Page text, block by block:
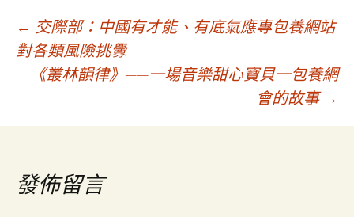
文
導
覽
← 交際部：中國有才能、有底氣應專包養網站
對各類風險挑釁
《叢林韻律》——一場音樂甜心寶貝一包養網
會的故事 →
發佈留言